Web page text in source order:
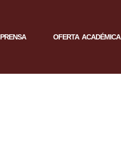
PRENSA OFERTA ACADÉMICA